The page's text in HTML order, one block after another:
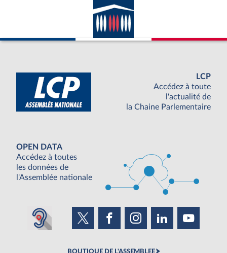
LCP
Accédez à toute
l'actualité de
la Chaine Parlementaire
OPEN DATA
Accédez à toutes
les données de
l'Assemblée nationale
BOUTIQUE DE L'ASSEMBLEE